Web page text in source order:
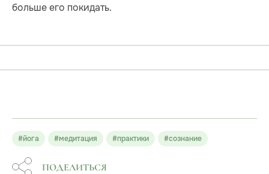
больше его покидать.
#йога #медитация #практики #сознание
ПОДЕЛИТЬСЯ